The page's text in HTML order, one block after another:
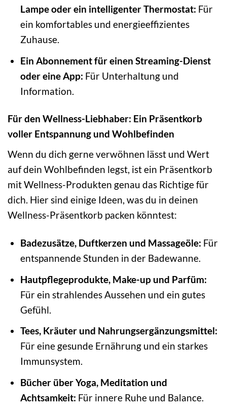
Lampe oder ein intelligenter Thermostat: Für
ein komfortables und energieeffizientes
Zuhause.
Ein Abonnement für einen Streaming-Dienst
oder eine App: Für Unterhaltung und
Information.
Für den Wellness-Liebhaber: Ein Präsentkorb
voller Entspannung und Wohlbefinden
Wenn du dich gerne verwöhnen lässt und Wert
auf dein Wohlbefinden legst, ist ein Präsentkorb
mit Wellness-Produkten genau das Richtige für
dich. Hier sind einige Ideen, was du in deinen
Wellness-Präsentkorb packen könntest:
Badezusätze, Duftkerzen und Massageöle: Für
entspannende Stunden in der Badewanne.
Hautpflegeprodukte, Make-up und Parfüm:
Für ein strahlendes Aussehen und ein gutes
Gefühl.
Tees, Kräuter und Nahrungsergänzungsmittel:
Für eine gesunde Ernährung und ein starkes
Immunsystem.
Bücher über Yoga, Meditation und
Achtsamkeit: Für innere Ruhe und Balance.